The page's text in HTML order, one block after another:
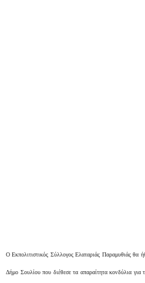
Ο Εκπολιτιστικός Σύλλογος Ελαταριάς Παραμυθιάς θα
Δήμο Σουλίου που διέθεσε τα απαραίτητα κονδύλια για